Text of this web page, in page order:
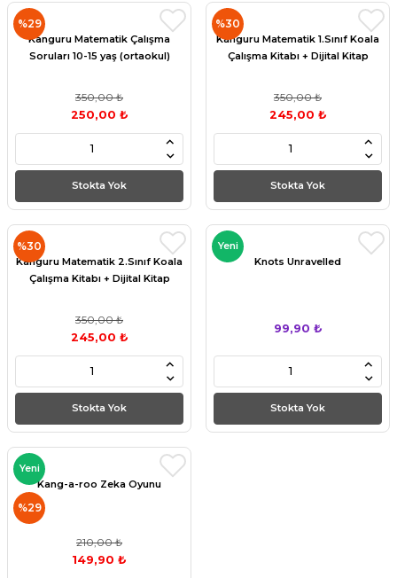
%29
Kanguru Matematik Çalışma
Soruları 10-15 yaş (ortaokul)
350,00 ₺
250,00 ₺
Stokta Yok
%30
Kanguru Matematik 1.Sınıf Koala
Çalışma Kitabı + Dijital Kitap
350,00 ₺
245,00 ₺
Stokta Yok
%30
Kanguru Matematik 2.Sınıf Koala
Çalışma Kitabı + Dijital Kitap
350,00 ₺
245,00 ₺
Stokta Yok
Yeni
Knots Unravelled
99,90 ₺
Stokta Yok
Yeni
%29
Kang-a-roo Zeka Oyunu
210,00 ₺
149,90 ₺